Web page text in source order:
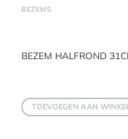
BEZEMS
BEZEM HALFROND
TOEVOEGEN AAN